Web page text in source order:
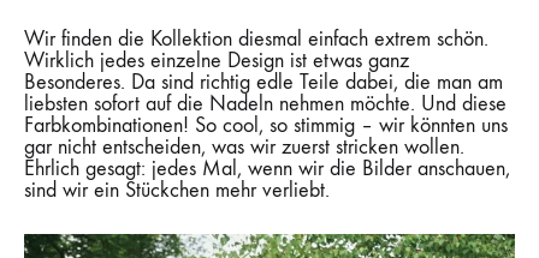
Wir finden die Kollektion diesmal einfach extrem schön.
Wirklich jedes einzelne Design ist etwas ganz
Besonderes. Da sind richtig edle Teile dabei, die man am
liebsten sofort auf die Nadeln nehmen möchte. Und diese
Farbkombinationen! So cool, so stimmig – wir könnten uns
gar nicht entscheiden, was wir zuerst stricken wollen.
Ehrlich gesagt: jedes Mal, wenn wir die Bilder anschauen,
sind wir ein Stückchen mehr verliebt.